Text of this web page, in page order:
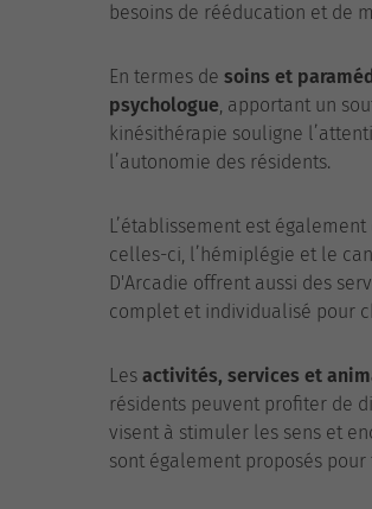
besoins de rééducation et de
En termes de soins et
psychologue, apportant un
kinésithérapie souligne
l’autonomie des résidents.
L’établissement est
celles-ci, l’hémiplégie et le
D'Arcadie offrent aussi des
complet et individualisé pour
Les activités, services et
résidents peuvent profiter de
visent à stimuler les sens et
sont également proposés